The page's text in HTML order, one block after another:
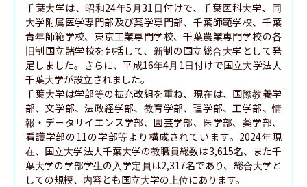
千葉大学は、昭和24年5月31日付けで、千葉医科大学、同
大学附属医学専門部及び薬学専門部、千葉師範学校、千葉
青年師範学校、東京工業専門学校、千葉農業専門学校の各
旧制国立諸学校を包括して、新制の国立総合大学として発
足しました。さらに、平成16年4月1日付けで国立大学法人
千葉大学が設立されました。
千葉大学は学部等の拡充改組を重ね、現在は、国際教養学
部、文学部、法政経学部、教育学部、理学部、工学部、情
報・データサイエンス学部、園芸学部、医学部、薬学部、
看護学部の11の学部等より構成されています。2024年現
在、国立大学法人千葉大学の教職員総数は3,615名、また千
葉大学の学部学生の入学定員は2,317名であり、総合大学と
しての規模、内容とも国立大学の上位にあります。